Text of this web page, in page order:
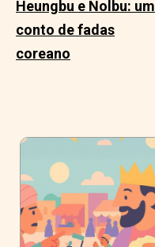
Heungbu e Nolbu: um
conto de fadas
coreano